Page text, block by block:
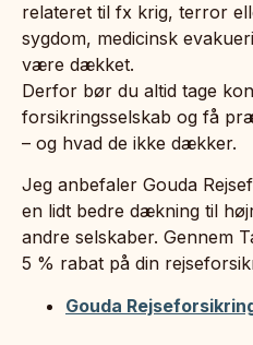
relateret til fx krig, terror
sygdom, medicinsk
være dækket.
Derfor bør du altid tage
forsikringsselskab og få
– og hvad de ikke dækker.
Jeg anbefaler Gouda
en lidt bedre dækning til
andre selskaber. Gennem
5 % rabat på din
Gouda